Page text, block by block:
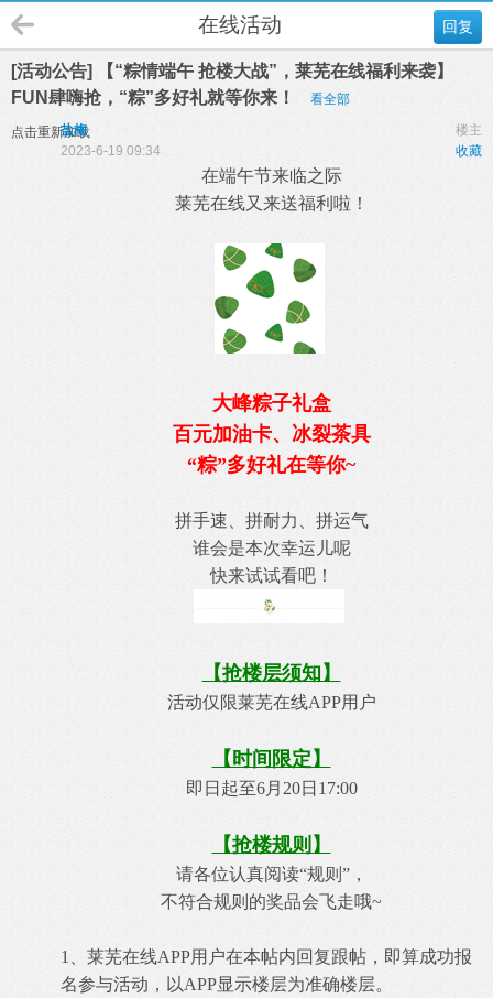
回复
在线活动
[活动公告] 【“粽情端午 抢楼大战”，莱芜在线福利来袭】
FUN肆嗨抢，“粽”多好礼就等你来！
看全部
点击重新加载 楼主
盐梅
收藏
2023-6-19 09:34
在端午节来临之际
莱芜在线又来送福利啦！
大峰粽子礼盒
百元加油卡、冰裂茶具
“粽”多好礼在等你~
拼手速、拼耐力、拼运气
谁会是本次幸运儿呢
快来试试看吧！
【抢楼层须知】
活动仅限莱芜在线APP用户
【时间限定】
即日起至6月20日17:00
【抢楼规则】
请各位认真阅读“规则”，
不符合规则的奖品会飞走哦~
1、莱芜在线APP用户在本帖内回复跟帖，即算成功报
名参与活动，以APP显示楼层为准确楼层。